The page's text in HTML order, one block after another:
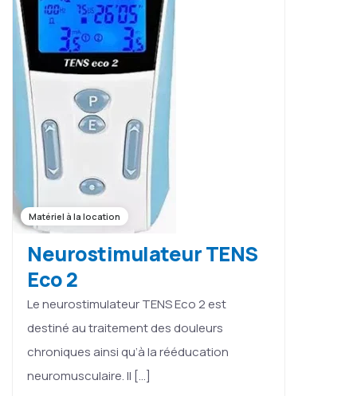
Matériel à la location
Neurostimulateur TENS
Eco 2
Le neurostimulateur TENS Eco 2 est
destiné au traitement des douleurs
chroniques ainsi qu’à la rééducation
neuromusculaire. Il […]